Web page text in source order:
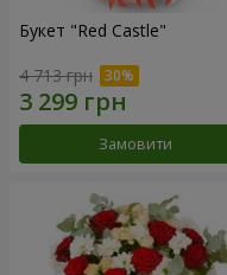
Букет "Red Castle"
4 713 грн
Замовити